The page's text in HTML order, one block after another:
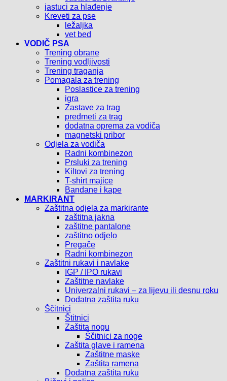
jastuci za hlađenje
Kreveti za pse
ležaljka
vet bed
VODIČ PSA
Trening obrane
Trening vodljivosti
Trening traganja
Pomagala za trening
Poslastice za trening
igra
Zastave za trag
predmeti za trag
dodatna oprema za vodiča
magnetski pribor
Odjela za vodiča
Radni kombinezon
Prsluki za trening
Kiltovi za trening
T-shirt majice
Bandane i kape
MARKIRANT
Zaštitna odjela za markirante
zaštitna jakna
zaštitne pantalone
zaštitno odjelo
Pregače
Radni kombinezon
Zaštitni rukavi i navlake
IGP / IPO rukavi
Zaštitne navlake
Univerzalni rukavi – za lijevu ili desnu roku
Dodatna zaštita ruku
Ščitnici
Štitnici
Zaštita nogu
Ščitnici za noge
Zaštita glave i ramena
Zaštitne maske
Zaštita ramena
Dodatna zaštita ruku